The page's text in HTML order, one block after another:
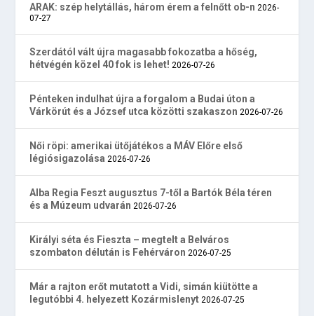
ARAK: szép helytállás, három érem a felnőtt ob-n 2026-
07-27
Szerdától vált újra magasabb fokozatba a hőség,
hétvégén közel 40 fok is lehet! 2026-07-26
Pénteken indulhat újra a forgalom a Budai úton a
Várkörút és a József utca közötti szakaszon 2026-07-26
Női röpi: amerikai ütőjátékos a MÁV Előre első
légiósigazolása 2026-07-26
Alba Regia Feszt augusztus 7-től a Bartók Béla téren
és a Múzeum udvarán 2026-07-26
Királyi séta és Fieszta – megtelt a Belváros
szombaton délután is Fehérváron 2026-07-25
Már a rajton erőt mutatott a Vidi, simán kiütötte a
legutóbbi 4. helyezett Kozármislenyt 2026-07-25